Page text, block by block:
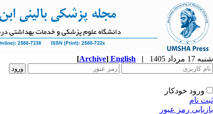
شنبه 17 مرداد 1405 |
English
[Archive]
ورود خودکار
ثبت نام
بازیابی رمز عبور